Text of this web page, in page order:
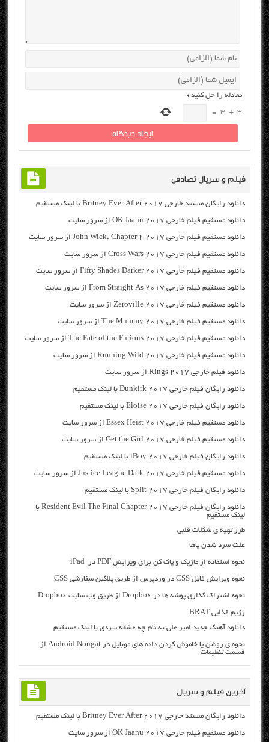
معادله را حل کنید*
3
+
3
=
فیلم و سریال تصادفی
دانلود رایگان مسنتد خارجی Britney Ever After 2017 با لینک مستقیم
دانلود مستقیم فیلم خارجی OK Jaanu 2017 از سرور سایت
دانلود مستقیم فیلم خارجی John Wick: Chapter 2 2017 از سرور سایت
دانلود مستقیم فیلم خارجی Cross Wars 2017 از سرور سایت
دانلود مستقیم فیلم خارجی Fifty Shades Darker 2017 از سرور سایت
دانلود مستقیم فیلم خارجی From Straight As 2017 از سرور سایت
دانلود مستقیم فیلم خارجی Zeroville 2017 از سرور سایت
دانلود مستقیم فیلم خارجی The Mummy 2017 از سرور سایت
دانلود مستقیم فیلم خارجی The Fate of the Furious 2017 از سرور سایت
دانلود مستقیم فیلم خارجی Running Wild 2017 از سرور سایت
دانلود فیلم خارجی Rings 2017 از سرور سایت
دانلود رایگان فیلم خارجی Dunkirk 2017 با لینک مستقیم
دانلود رایگان فیلم خارجی Eloise 2017 با لینک مستقیم
دانلود مستقیم فیلم خارجی Essex Heist 2017 از سرور سایت
دانلود مستقیم فیلم خارجی Get the Girl 2017 از سرور سایت
دانلود رایگان فیلم خارجی iBoy 2017 با لینک مستقیم
دانلود مستقیم فیلم خارجی Justice League Dark 2017 از سرور سایت
دانلود رایگان فیلم خارجی Split 2017 با لینک مستقیم
دانلود رایگان فیلم خارجی Resident Evil The Final Chapter 2017 با
لینک مستقیم
طرز تهیه ی شکلات قلبی
علت سرد شدن پاها
نحوه استفاده از ماژیک و پاک کن برای ویرایش PDF در iPad
نحوه ویرایش فایل CSS در وردپرس از طریق پلاگین سفارشی CSS
نحوه اشتراک گذاری پوشه ها در Dropbox از طریق وب سایت Dropbox
رژیم غذایی BRAT
دانلود آهنگ جدید امیر علی به نام چه عشقه سردی با لینک مستقیم
نحوه ی روشن یا خاموش کردن داده های موبایل در Android Nougat از
قسمت تنظیمات
آخرین فیلم و سریال
دانلود رایگان مسنتد خارجی Britney Ever After 2017 با لینک مستقیم
دانلود مستقیم فیلم خارجی OK Jaanu 2017 از سرور سایت